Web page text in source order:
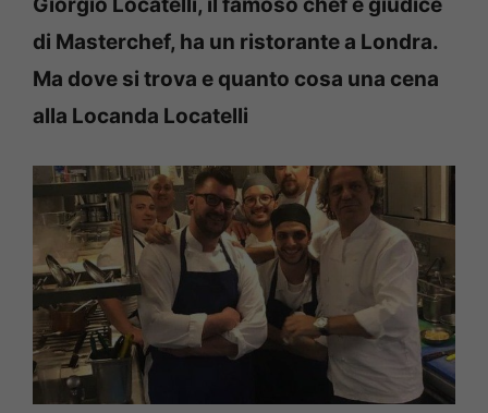
di Masterchef, ha un ristorante a Londra.
Ma dove si trova e quanto cosa una cena
alla Locanda Locatelli